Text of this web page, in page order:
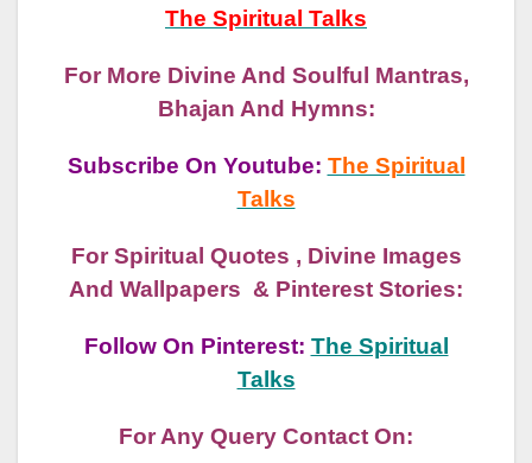
The Spiritual Talks
For More Divine And Soulful Mantras,
Bhajan And Hymns:
Subscribe On Youtube: The Spiritual
Talks
For Spiritual Quotes , Divine Images
And Wallpapers & Pinterest Stories:
Follow On Pinterest: The Spiritual
Talks
For Any Query Contact On: